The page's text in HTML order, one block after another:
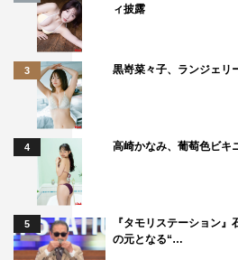
ィ披露
3 黒嵜菜々子、ランジェリ
4 高崎かなみ、葡萄色ビキ
5
『タモリステーション
の元となる“…